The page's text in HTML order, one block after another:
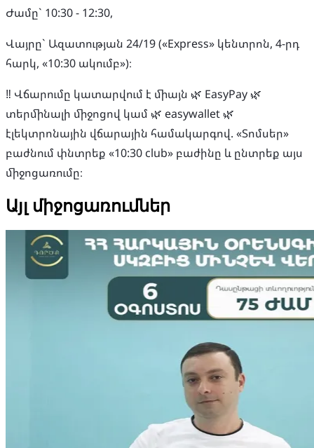
Ժամը` 10:30 - 12:30,
Վայրը` Ազատության 24/19 («Express» կենտրոն, 4-րդ
հարկ, «10:30 ակումբ»)։
‼️ Վճարումը կատարվում է միայն 🌿 EasyPay 🌿
տերմինալի միջոցով կամ 🌿 easywallet 🌿
էլեկտրոնային վճարային համակարգով. «Տոմսեր»
բաժնում փնտրեք «10:30 club» բաժինը և ընտրեք այս
միջոցառումը։
Այլ միջոցառումներ